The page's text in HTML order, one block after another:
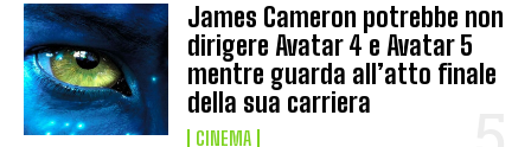
James Cameron potrebbe non
dirigere Avatar 4 e Avatar 5
mentre guarda all’atto finale
della sua carriera
CINEMA